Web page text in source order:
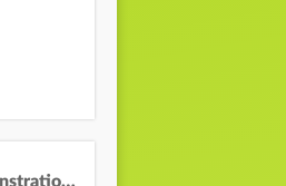
Auto-Anschlag auf Demonstration in München: